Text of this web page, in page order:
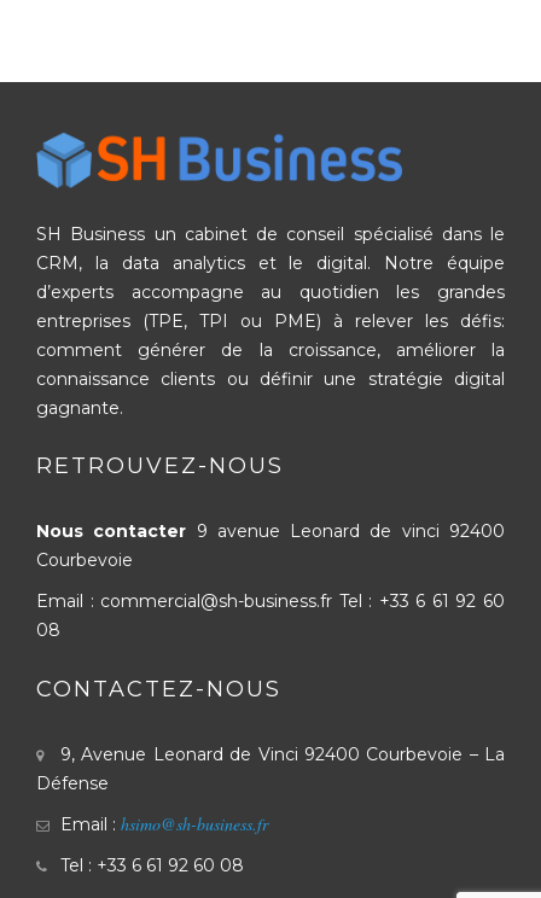
SH Business un cabinet de conseil spécialisé dans le
CRM, la data analytics et le digital. Notre équipe
d’experts accompagne au quotidien les grandes
entreprises (TPE, TPI ou PME) à relever les défis:
comment générer de la croissance, améliorer la
connaissance clients ou définir une stratégie digital
gagnante.
RETROUVEZ-NOUS
Nous contacter 9 avenue Leonard de vinci 92400
Courbevoie
Email : commercial@sh-business.fr Tel : +33 6 61 92 60
08
CONTACTEZ-NOUS
9, Avenue Leonard de Vinci 92400 Courbevoie – La
Défense
Email : hsimo@sh-business.fr
Tel : +33 6 61 92 60 08